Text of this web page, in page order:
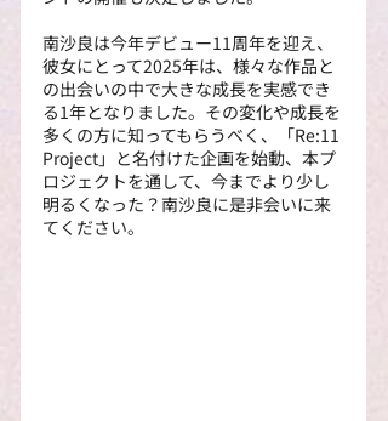
南沙良は今年デビュー11周年を迎え、
彼女にとって2025年は、様々な作品と
の出会いの中で大きな成長を実感でき
る1年となりました。その変化や成長を
多くの方に知ってもらうべく、「Re:11
Project」と名付けた企画を始動、本プ
ロジェクトを通して、今までより少し
明るくなった？南沙良に是非会いに来
てください。